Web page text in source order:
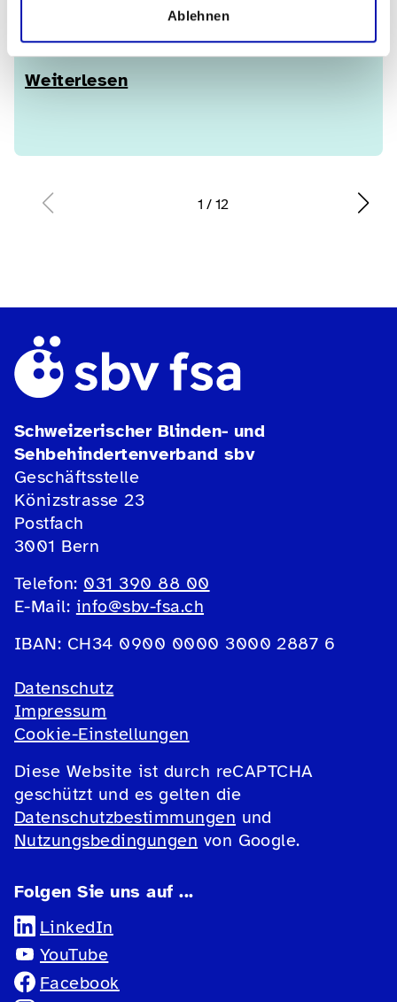
Ablehnen
Weiterlesen
1 / 12
Schweizerischer Blinden- und
Sehbehindertenverband sbv
Geschäftsstelle
Könizstrasse 23
Postfach
3001 Bern
Telefon: 031 390 88 00
E-Mail: info@sbv-fsa.ch
IBAN: CH34 0900 0000 3000 2887 6
Datenschutz
Impressum
Cookie-Einstellungen
Diese Website ist durch reCAPTCHA
geschützt und es gelten die
Datenschutzbestimmungen und
Nutzungsbedingungen von Google.
Folgen Sie uns auf ...
LinkedIn
YouTube
Facebook